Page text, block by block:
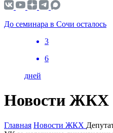
До семинара в Сочи осталось
3
6
дней
Новости ЖКХ
Главная Новости ЖКХ